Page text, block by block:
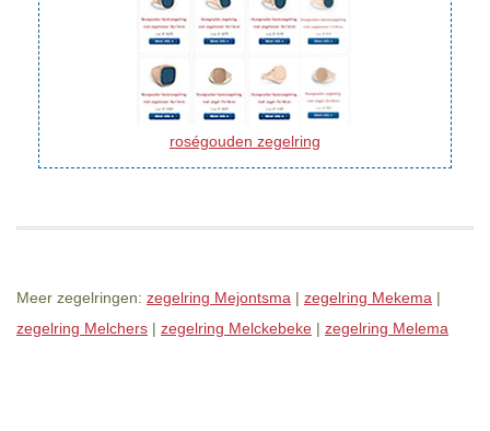
roségouden zegelring
Meer zegelringen: zegelring Mejontsma | zegelring Mekema |
zegelring Melchers | zegelring Melckebeke | zegelring Melema